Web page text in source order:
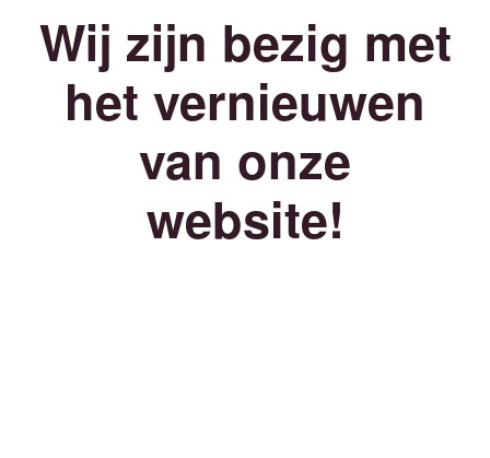
Wij zijn bezig met
het vernieuwen
van onze
website!